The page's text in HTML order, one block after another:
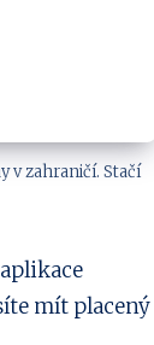
v zahraničí. Stačí
mít placený